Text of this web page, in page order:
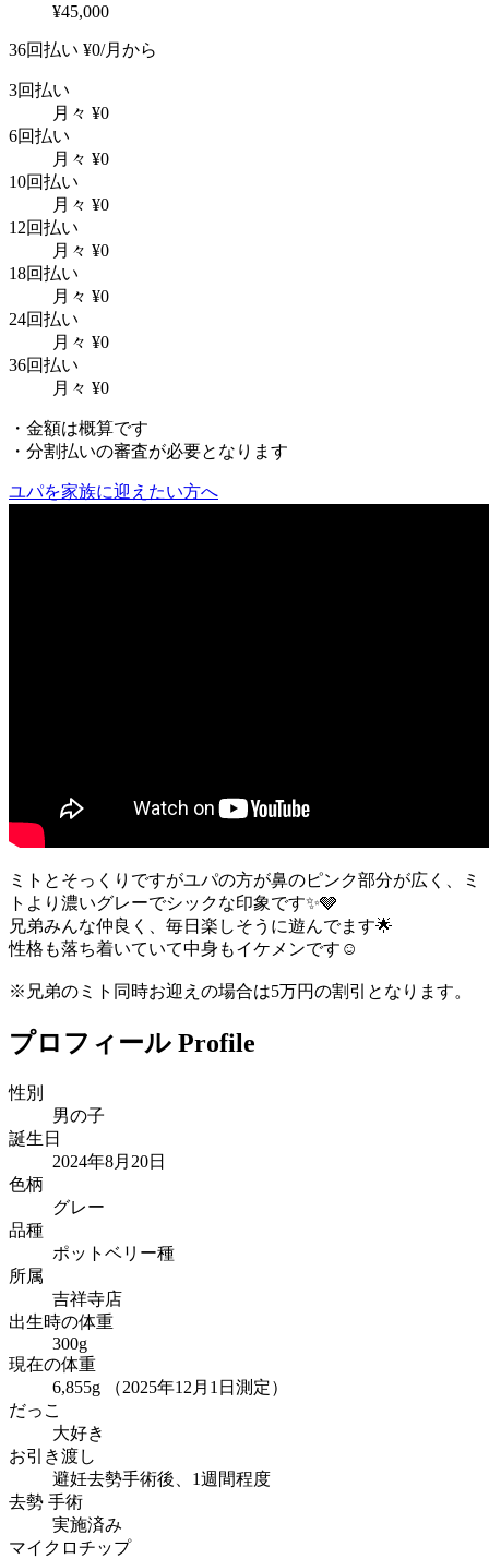
¥45,000
36回払い ¥0/月から
3回払い
月々 ¥0
6回払い
月々 ¥0
10回払い
月々 ¥0
12回払い
月々 ¥0
18回払い
月々 ¥0
24回払い
月々 ¥0
36回払い
月々 ¥0
・金額は概算です
・分割払いの審査が必要となります
ユパを家族に迎えたい方へ
ミトとそっくりですがユパの方が鼻のピンク部分が広く、ミ
トより濃いグレーでシックな印象です✨🩶
兄弟みんな仲良く、毎日楽しそうに遊んでます🌟
性格も落ち着いていて中身もイケメンです☺️
※兄弟のミト同時お迎えの場合は5万円の割引となります。
プロフィール Profile
性別
男の子
誕生日
2024年8月20日
色柄
グレー
品種
ポットベリー種
所属
吉祥寺店
出生時の体重
300g
現在の体重
6,855g （2025年12月1日測定）
だっこ
大好き
お引き渡し
避妊去勢手術後、1週間程度
去勢 手術
実施済み
マイクロチップ